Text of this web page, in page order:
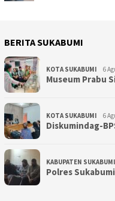
BERITA SUKABUMI
KOTA SUKABUMI 6
Museum Prabu
KOTA SUKABUMI 6
Diskumindag-
KABUPATEN SUKABUMI
Polres